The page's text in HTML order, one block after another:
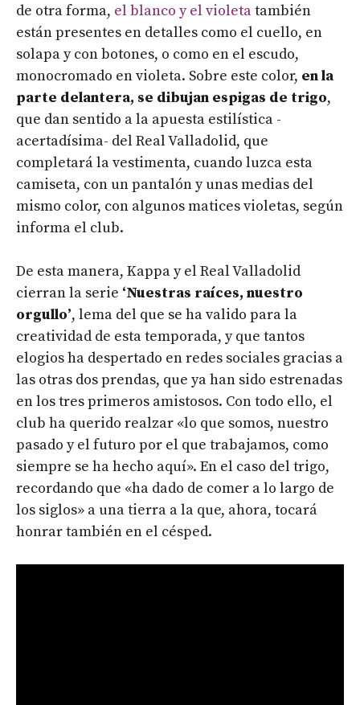
de otra forma, el blanco y el violetatambién
están presentes en detalles como el cuello, en
solapa y con botones, o como en el escudo,
monocromado en violeta. Sobre este color, en la
parte delantera, se dibujan espigas de trigo,
que dan sentido a la apuesta estilística -
acertadísima- del Real Valladolid, que
completará la vestimenta, cuando luzca esta
camiseta, con un pantalón y unas medias del
mismo color, con algunos matices violetas, según
informa el club.
De esta manera, Kappa y el Real Valladolid
cierran la serie ‘Nuestras raíces, nuestro
orgullo’, lema del que se ha valido para la
creatividad de esta temporada, y que tantos
elogios ha despertado en redes sociales gracias a
las otras dos prendas, que ya han sido estrenadas
en los tres primeros amistosos. Con todo ello, el
club ha querido realzar «lo que somos, nuestro
pasado y el futuro por el que trabajamos, como
siempre se ha hecho aquí». En el caso del trigo,
recordando que «ha dado de comer a lo largo de
los siglos» a una tierra a la que, ahora, tocará
honrar también en el césped.